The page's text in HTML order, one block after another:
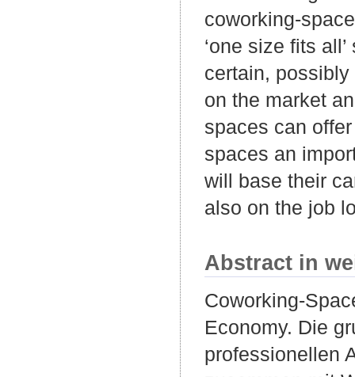
coworking-
‘one size fits
certain,
on the market
spaces can
spaces an
will base their
also on the job
Abstract in
Coworking-
Economy. Die
professionellen